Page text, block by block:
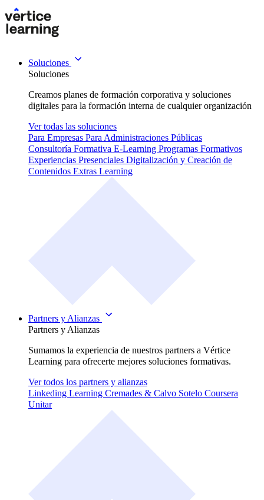
Soluciones
Soluciones
Creamos planes de formación corporativa y soluciones
digitales para la formación interna de cualquier organización
Ver todas las soluciones
Para Empresas Para Administraciones Públicas
Consultoría Formativa E-Learning Programas Formativos
Experiencias Presenciales Digitalización y Creación de
Contenidos Extras Learning
Partners y Alianzas
Partners y Alianzas
Sumamos la experiencia de nuestros partners a Vértice
Learning para ofrecerte mejores soluciones formativas.
Ver todos los partners y alianzas
Linkeding Learning Cremades & Calvo Sotelo Coursera
Unitar